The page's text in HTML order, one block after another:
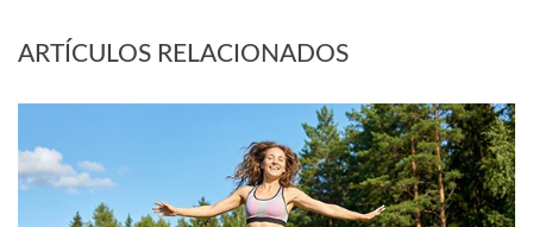
ARTÍCULOS RELACIONADOS